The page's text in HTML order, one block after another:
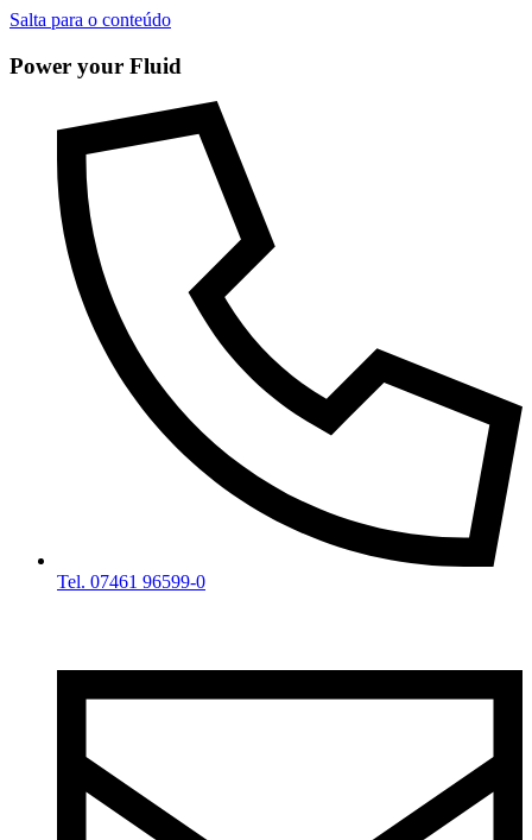
Salta para o conteúdo
Power your Fluid
Tel. 07461 96599-0